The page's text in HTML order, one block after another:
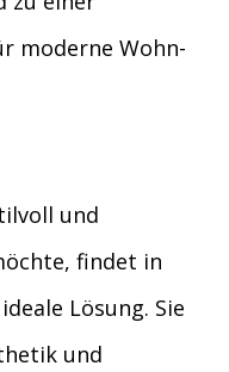
moderne Wohn-
und
findet in
Lösung. Sie
und